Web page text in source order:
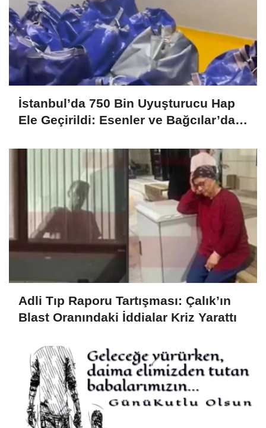
İstanbul’da 750 Bin Uyuşturucu Hap
Ele Geçirildi: Esenler ve Bağcılar’da
Adli Tıp Raporu Tartışması: Çalık’ın
Blast Oranındaki İddialar Kriz Yarattı